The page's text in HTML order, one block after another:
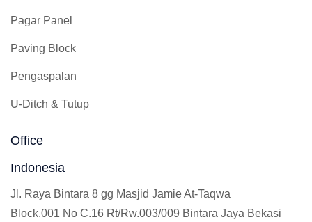
Pagar Panel
Paving Block
Pengaspalan
U-Ditch & Tutup
Office
Indonesia
Jl. Raya Bintara 8 gg Masjid Jamie At-Taqwa
Block.001 No C.16 Rt/Rw.003/009 Bintara Jaya Bekasi